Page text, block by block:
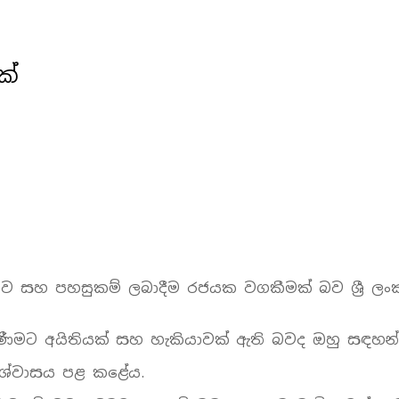
සහ පහසුකම් ලබාදීම රජයක වගකීමක් බව ශ්‍රී
අයිතියක් සහ හැකියාවක් ඇති බවද ඔහු
පළ කළේය.